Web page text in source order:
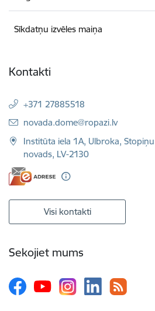
Sīkdatņu izvēles maiņa
Kontakti
+371 27885518
E-pasts:
novada.dome@ropazi.lv
Institūta iela 1A, Ulbroka,
novads, LV-2130
Visi kontakti
Sekojiet mums